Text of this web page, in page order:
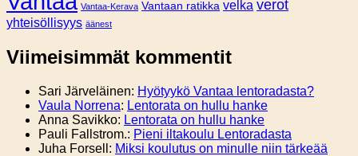
Vantaa-Kerava Vantaan ratikka velka verot
yhteisöllisyys äänest
Viimeisimmät kommentit
Sari Järveläinen: Hyötyykö Vantaa lentoradasta?
Vaula Norrena: Lentorata on hullu hanke
Anna Savikko: Lentorata on hullu hanke
Pauli Fallstrom.: Pieni iltakoulu Lentoradasta
Juha Forsell : Miksi koulutus on minulle niin tärkeää